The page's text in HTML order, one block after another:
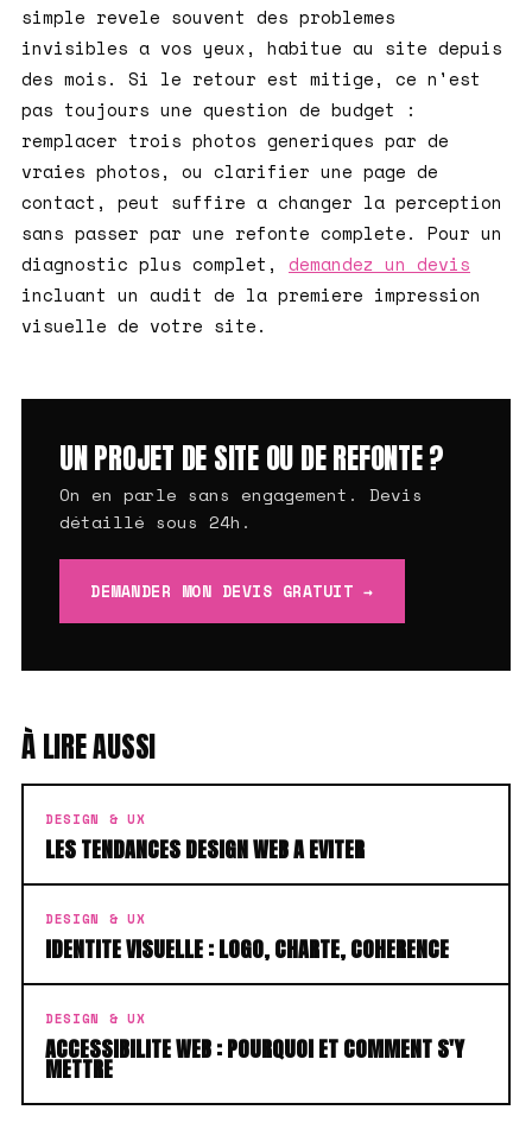
simple revele souvent des problemes
invisibles a vos yeux, habitue au site depuis
des mois. Si le retour est mitige, ce n'est
pas toujours une question de budget :
remplacer trois photos generiques par de
vraies photos, ou clarifier une page de
contact, peut suffire a changer la perception
sans passer par une refonte complete. Pour un
diagnostic plus complet, demandez un devis
incluant un audit de la premiere impression
visuelle de votre site.
UN PROJET DE SITE OU DE REFONTE ?
On en parle sans engagement. Devis
détaillé sous 24h.
DEMANDER MON DEVIS GRATUIT →
À LIRE AUSSI
DESIGN & UX
LES TENDANCES DESIGN WEB A EVITER
DESIGN & UX
IDENTITE VISUELLE : LOGO, CHARTE, COHERENCE
DESIGN & UX
ACCESSIBILITE WEB : POURQUOI ET COMMENT S'Y
METTRE